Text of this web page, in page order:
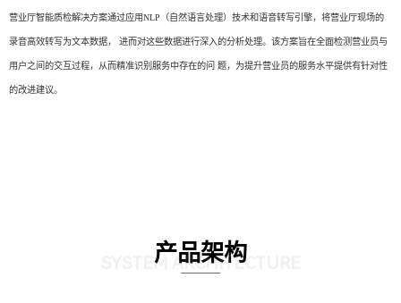
营业厅智能质检解决方案通过应用NLP（自然语言处理）技术和语音转写引擎，将营业厅现场的
录音高效转写为文本数据， 进而对这些数据进行深入的分析处理。该方案旨在全面检测营业员与
用户之间的交互过程，从而精准识别服务中存在的问 题，为提升营业员的服务水平提供有针对性
的改进建议。
产品架构
SYSTEM ARCHITECTURE